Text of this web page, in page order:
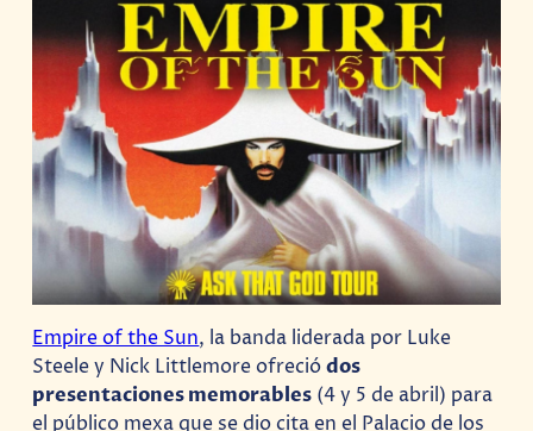
Empire of the Sun, la banda liderada por Luke
Steele y Nick Littlemore ofreciódos
presentaciones memorables (4 y 5 de abril) para
el público mexa que se dio cita en el Palacio de los